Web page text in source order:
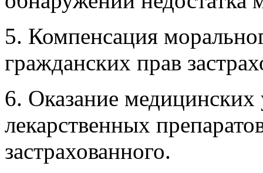
5. Компенсация
гражданских прав
6. Оказание медицинских
лекарственных
застрахованного.